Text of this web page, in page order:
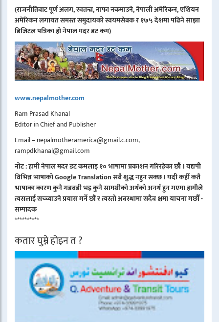
(राजनीतिबाट पूर्ण अलग, स्वतन्त्र, नाफा नकमाउने, नेपाली अमेरिकन, एशियन
अमेरिकन लगायत समस्त समुदायको स्वयमसेबक र १७५ देशमा पढिने साझा
डिजिटल पत्रिका हो नेपाल मदर डट कम)
www.nepalmother.com
Ram Prasad Khanal
Editor in Chief and Publisher
Email – nepalmotheramerica@gmail.c.com,
rampdkhanal@gmail.com
नोट : हामी नेपाल मदर डट कमलाइ १० भाषामा प्रकाशन गरिरहेका छौं । यद्यपी
विभिन्न भाषाको Google Translation सबै शुद्ध नहुन सक्छ । यदी कहीं कतै
भाषाका कारण कुनै गडबडी भइ कुनै सामग्रीको अर्थको अनर्थ हुन गएमा हामीले
त्यसलाई सच्च्याउने प्रयास गर्ने छौं र त्यस्तो अबस्थामा सदैब क्षमा याचना गर्छौं -
सम्पादक
**********
कतार घुम्ने होइन त ?